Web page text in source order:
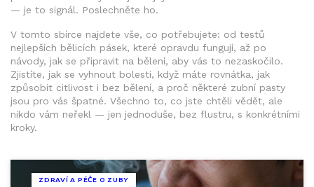
— je to signál. Poslechněte ho.
V tomto sbírce najdete vše, co potřebujete: od testů
nejlepších bělicích pásek, které opravdu fungují, až po
návody, jak se připravit na bělení, aby vás to nezaskočilo.
Zjistíte, jak se vyhnout bolesti, když máte rovnátka, jak
způsobit citlivost i bez bělení, a proč některé zubní pasty
jsou pro vás špatné. Všechno to, co jste chtěli vědět, ale
nikdo vám neřekl — jen jednoduše, bez flustru, s konkrétními
kroky.
ZDRAVÍ A PÉČE O ZUBY